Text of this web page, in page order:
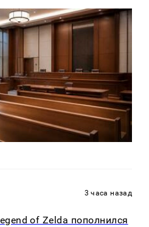
3 часа назад
of Zelda пополнился